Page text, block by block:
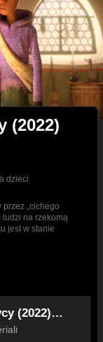
(2022)
dzieci
przez „cichego
ludzi na rzekomą
jest w stanie
(2022)